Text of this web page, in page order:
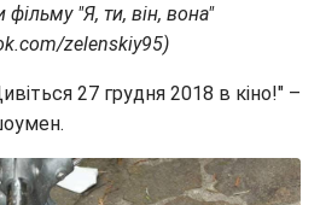
"Я, ти, він, вона"
zelenskiy95)
27 грудня 2018 в кіно!" –